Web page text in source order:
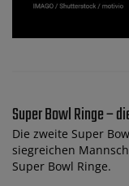
Super Bowl Ringe –
Die zweite Super
siegreichen
Super Bowl Ringe.